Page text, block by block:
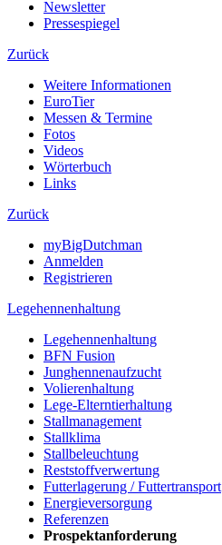
Newsletter
Pressespiegel
Zurück
Weitere Informationen
EuroTier
Messen & Termine
Fotos
Videos
Wörterbuch
Links
Zurück
myBigDutchman
Anmelden
Registrieren
Legehennenhaltung
Legehennenhaltung
BFN Fusion
Junghennenaufzucht
Volierenhaltung
Lege-Elterntierhaltung
Stallmanagement
Stallklima
Stallbeleuchtung
Reststoffverwertung
Futterlagerung / Futtertransport
Energieversorgung
Referenzen
Prospektanforderung